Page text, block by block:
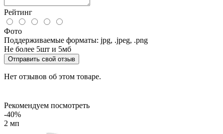
Рейтинг
Фото
Поддерживаемые форматы: jpg, .jpeg, .png
Не более 5шт и 5мб
Отправить свой отзыв
Нет отзывов об этом товаре.
Рекомендуем посмотреть
-40%
2 мп